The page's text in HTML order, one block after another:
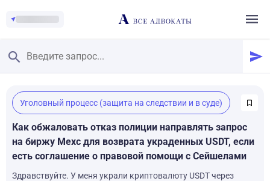
Главная
/
Смотреть заданные вопросы
/
Задать вопрос
Уголовный процесс (защита на следствии и в суде)
Как обжаловать отказ полиции направлять запрос
на биржу Mexc для возврата украденных USDT, если
есть соглашение о правовой помощи с Сейшелами
Здравствуйте. У меня украли криптовалюту USDT через